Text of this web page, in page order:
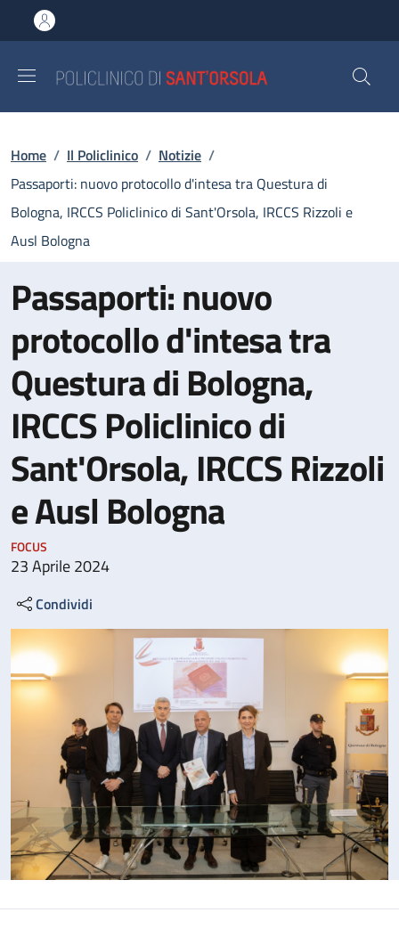
al contenuto principale
to footer content
Briciole di pane
Home / Il Policlinico / Notizie /
Passaporti: nuovo protocollo d'intesa tra Questura di
Bologna, IRCCS Policlinico di Sant'Orsola, IRCCS Rizzoli e
Ausl Bologna
Passaporti: nuovo
protocollo d'intesa tra
Questura di Bologna,
IRCCS Policlinico di
Sant'Orsola, IRCCS Rizzoli
e Ausl Bologna
FOCUS
23 Aprile 2024
Condividi